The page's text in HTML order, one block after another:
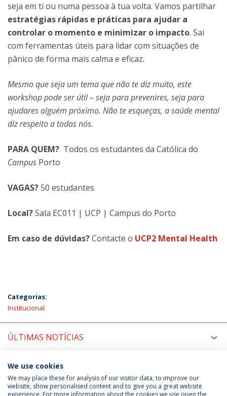
seja em ti ou numa pessoa à tua volta. Vamos partilhar
estratégias rápidas e práticas para ajudar a
controlar o momento e minimizar o impacto. Sai
com ferramentas úteis para lidar com situações de
pânico de forma mais calma e eficaz.
Mesmo que seja um tema que não te diz muito, este
workshop pode ser útil – seja para prevenires, seja para
ajudares alguém próximo. Não te esqueças, a saúde mental
diz respeito a todos nós.
PARA QUEM? Todos os estudantes da Católica do
Campus Porto
VAGAS?50 estudantes
Local?Sala EC011 | UCP | Campus do Porto
Em caso de dúvidas?Contacte o UCP2 Mental Health
Categorias:
Institucional
ÚLTIMAS NOTÍCIAS
PRÓXIMOS EVENTOS
We use cookies
We may place these for analysis of our visitor data, to improve our
website, show personalised content and to give you a great website
experience. For more information about the cookies we use open the